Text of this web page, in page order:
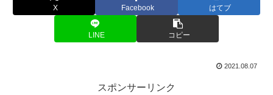
X Facebook はてブ
LINE コピー
2021.08.07
スポンサーリンク